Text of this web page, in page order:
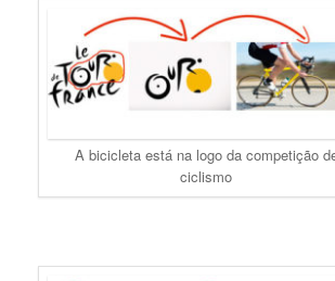
A bicicleta está na logo da competição
ciclismo